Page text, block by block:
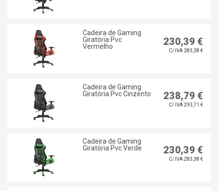
Cadeira de Gaming
Giratória Pvc
Vermelho
230,39 €
C/ IVA 283,38 €
Cadeira de Gaming
Giratória Pvc Cinzento
238,79 €
C/ IVA 293,71 €
Cadeira de Gaming
Giratória Pvc Verde
230,39 €
C/ IVA 283,38 €